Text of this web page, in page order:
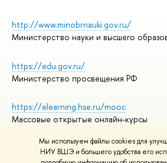
Мы используем файлы cookies для
НИУ ВШЭ и большего удобства его
http://www.minobrnauki.gov.ru/
Министерство науки и высшего
https://edu.gov.ru/
Министерство просвещения РФ
https://elearning.hse.ru/mooc
Массовые открытые онлайн-курсы